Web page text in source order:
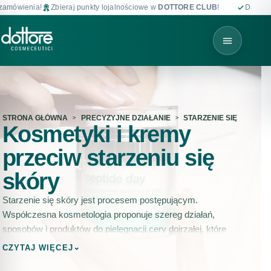
Zbieraj punkty lojalnościowe wDOTTORE CLUB! Darmowa
STRONA GŁÓWNA PRECYZYJNE DZIAŁANIE STARZENIE SIĘ
Kosmetyki i kremy
przeciw starzeniu się
skóry
Starzenie się skóry jest procesem postępującym.
Współczesna kosmetologia proponuje szereg działań,
sposobów i produktów do pielęgnacji cery dojrzałej, które
zapobiegają starzeniu się skóry twarzy i powstawaniu
CZYTAJ WIĘCEJ ⌄